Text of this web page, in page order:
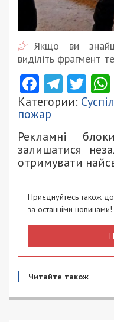
Якщо ви
виділіть фрагмент
Категории:
пожар
Рекламні
залишатися
отримувати
Приєднуйтесь також
за останніми новинами!
Читайте також